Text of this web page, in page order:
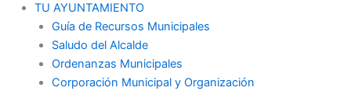
TU AYUNTAMIENTO
Guía de Recursos Municipales
Saludo del Alcalde
Ordenanzas Municipales
Corporación Municipal y Organización